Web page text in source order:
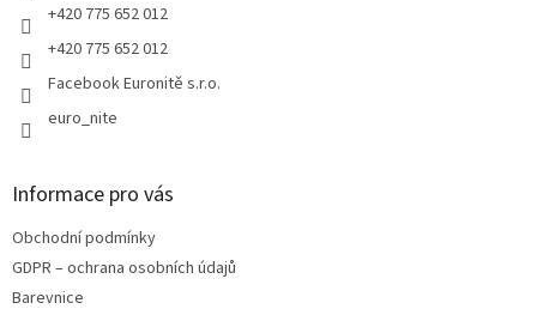
+420 775 652 012
+420 775 652 012
Facebook Euronitě s.r.o.
euro_nite
Informace pro vás
Obchodní podmínky
GDPR – ochrana osobních údajů
Barevnice